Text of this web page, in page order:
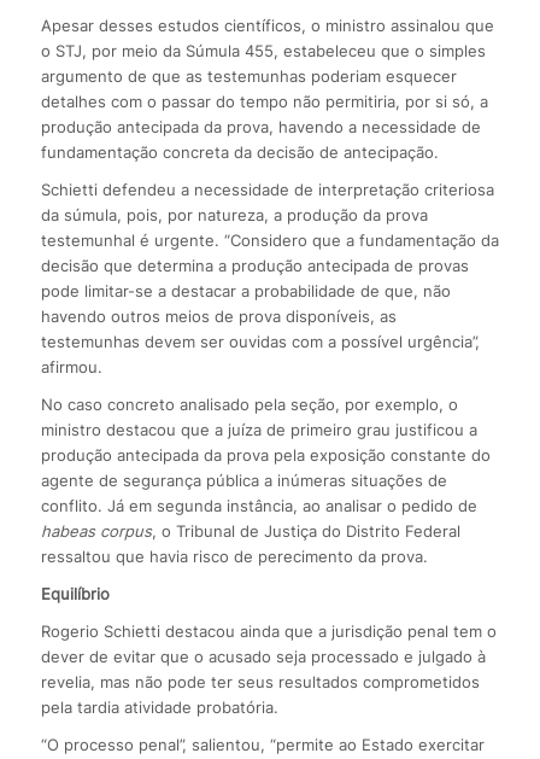
Apesar desses estudos científicos, o ministro assinalou que
o STJ, por meio da Súmula 455, estabeleceu que o simples
argumento de que as testemunhas poderiam esquecer
detalhes com o passar do tempo não permitiria, por si só, a
produção antecipada da prova, havendo a necessidade de
fundamentação concreta da decisão de antecipação.
Schietti defendeu a necessidade de interpretação criteriosa
da súmula, pois, por natureza, a produção da prova
testemunhal é urgente. “Considero que a fundamentação da
decisão que determina a produção antecipada de provas
pode limitar-se a destacar a probabilidade de que, não
havendo outros meios de prova disponíveis, as
testemunhas devem ser ouvidas com a possível urgência”,
afirmou.
No caso concreto analisado pela seção, por exemplo, o
ministro destacou que a juíza de primeiro grau justificou a
produção antecipada da prova pela exposição constante do
agente de segurança pública a inúmeras situações de
conflito. Já em segunda instância, ao analisar o pedido de
habeas corpus, o Tribunal de Justiça do Distrito Federal
ressaltou que havia risco de perecimento da prova.
Equilíbrio
Rogerio Schietti destacou ainda que a jurisdição penal tem o
dever de evitar que o acusado seja processado e julgado à
revelia, mas não pode ter seus resultados comprometidos
pela tardia atividade probatória.
“O processo penal”, salientou, “permite ao Estado exercitar